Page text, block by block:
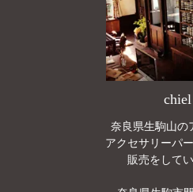
chiel
奈良県生駒山の
アクセサリーパ
販売をしてい